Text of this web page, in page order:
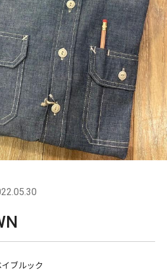
ブルック